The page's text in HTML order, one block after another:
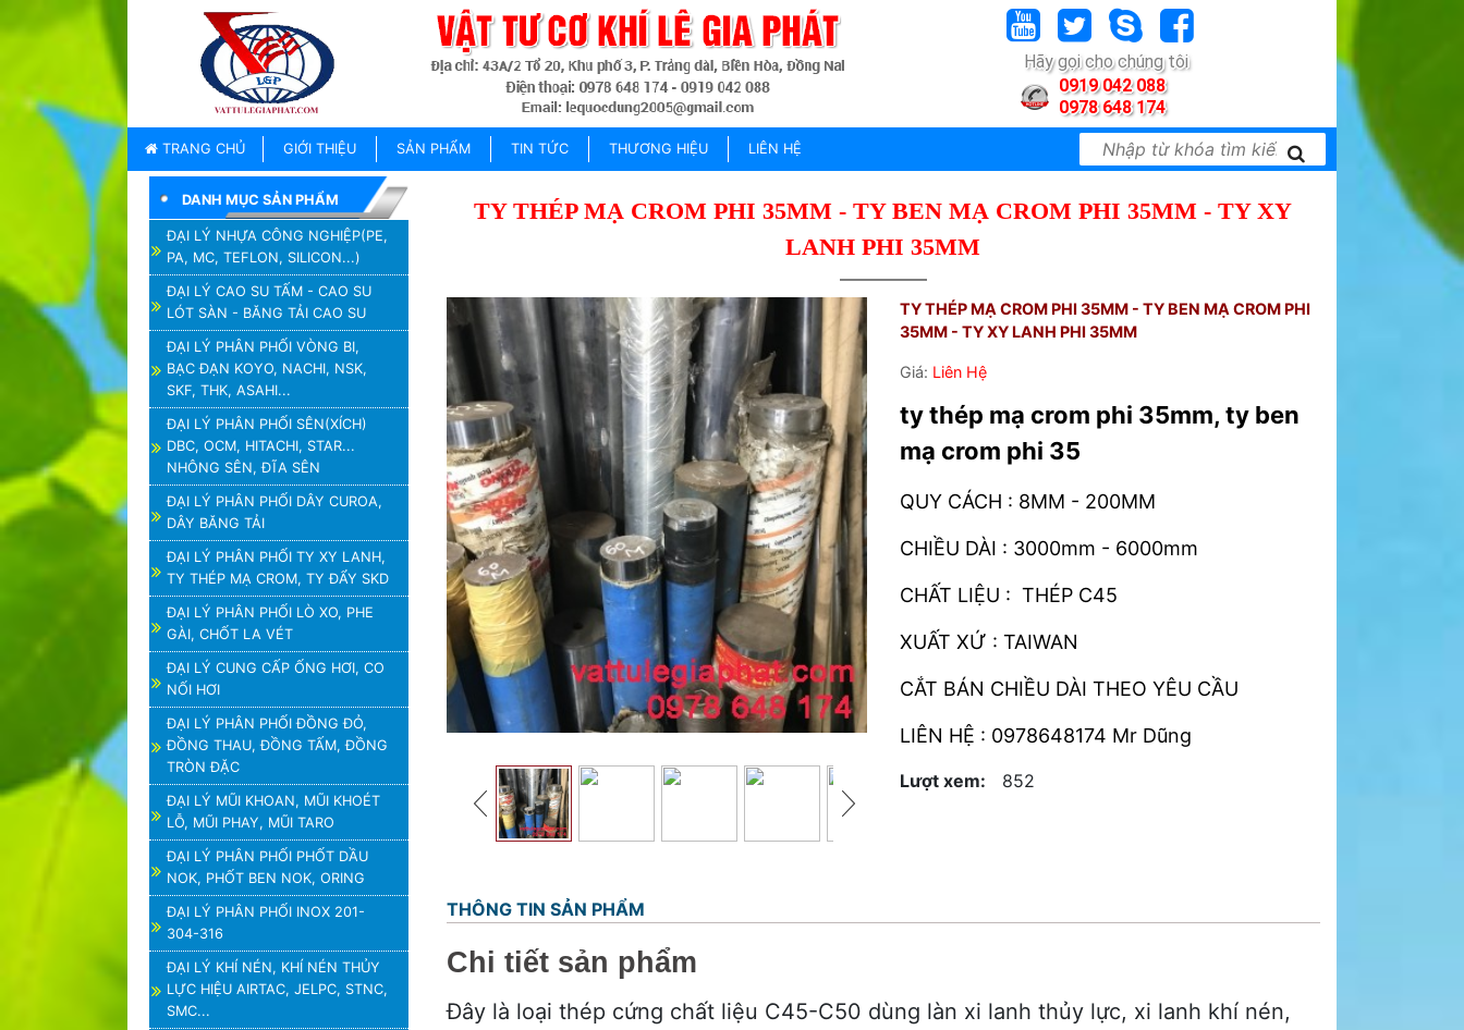
Hãy gọi cho chúng tôi
0919 042 088
0978 648 174
TRANG CHỦ GIỚI THIỆU SẢN PHẨM TIN TỨC THƯƠNG HIỆU LIÊN HỆ
CHỦ
HIỆU
DANH MỤC SẢN PHẨM
ĐẠI LÝ NHỰA CÔNG NGHIỆP(PE,
PA, MC, TEFLON, SILICON...)
ĐẠI LÝ CAO SU TẤM - CAO SU
LÓT SÀN - BĂNG TẢI CAO SU
ĐẠI LÝ PHÂN PHỐI VÒNG BI,
BẠC ĐẠN KOYO, NACHI, NSK,
SKF, THK, ASAHI...
ĐẠI LÝ PHÂN PHỐI SÊN(XÍCH)
DBC, OCM, HITACHI, STAR...
NHÔNG SÊN, ĐĨA SÊN
ĐẠI LÝ PHÂN PHỐI DÂY CUROA,
DÂY BĂNG TẢI
ĐẠI LÝ PHÂN PHỐI TY XY LANH,
TY THÉP MẠ CROM, TY ĐẨY SKD
ĐẠI LÝ PHÂN PHỐI LÒ XO, PHE
GÀI, CHỐT LA VÉT
ĐẠI LÝ CUNG CẤP ỐNG HƠI, CO
NỐI HƠI
ĐẠI LÝ PHÂN PHỐI ĐỒNG ĐỎ,
ĐỒNG THAU, ĐỒNG TẤM, ĐỒNG
TRÒN ĐẶC
ĐẠI LÝ MŨI KHOAN, MŨI KHOÉT
LỖ, MŨI PHAY, MŨI TARO
ĐẠI LÝ PHÂN PHỐI PHỐT DẦU
NOK, PHỐT BEN NOK, ORING
ĐẠI LÝ PHÂN PHỐI INOX 201-
304-316
ĐẠI LÝ KHÍ NÉN, KHÍ NÉN THỦY
LỰC HIỆU AIRTAC, JELPC, STNC,
SMC...
TY THÉP MẠ CROM PHI 35MM - TY BEN MẠ CROM PHI 35MM - TY XY
LANH PHI 35MM
TY THÉP MẠ CROM PHI 35MM - TY BEN MẠ CROM PHI
35MM - TY XY LANH PHI 35MM
Giá: Liên Hệ
ty thép mạ crom phi 35mm, ty ben
mạ crom phi 35
QUY CÁCH : 8MM - 200MM
CHIỀU DÀI : 3000mm - 6000mm
CHẤT LIỆU : THÉP C45
XUẤT XỨ : TAIWAN
CẮT BÁN CHIỀU DÀI THEO YÊU CẦU
LIÊN HỆ : 0978648174 Mr Dũng
Lượt xem: 852
THÔNG TIN SẢN PHẨM
Chi tiết sản phẩm
Đây là loại thép cứng chất liệu C45-C50 dùng làn xi lanh thủy lực, xi lanh khí nén,